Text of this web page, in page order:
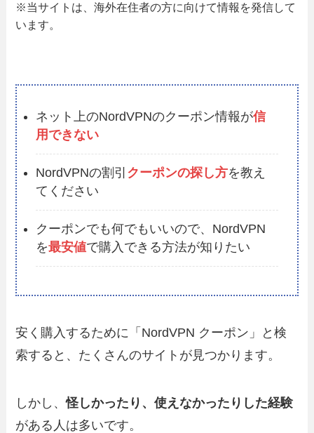
※当サイトは、海外在住者の方に向けて情報を発信して
います。
ネット上のNordVPNのクーポン情報が信
用できない
NordVPNの割引 クーポンの探し方を教え
てください
クーポンでも何でもいいので、NordVPN
を最安値で購入できる方法が知りたい
安く購入するために「NordVPN クーポン」と検
索すると、たくさんのサイトが見つかります。
しかし、怪しかったり、使えなかったりした経験
がある人は多いです。